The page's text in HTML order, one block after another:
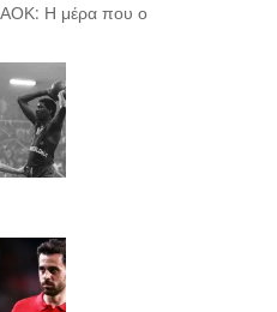
Η μέρα που ο